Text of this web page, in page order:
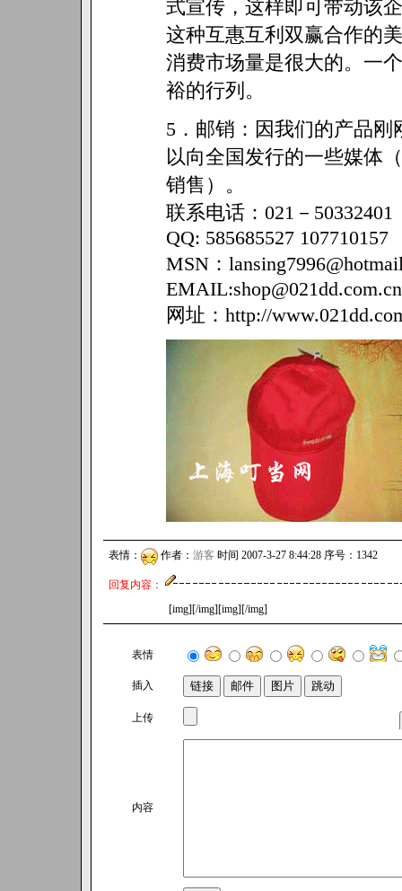
式宣传，这样即可带动该
这种互惠互利双赢合作的
消费市场量是很大的。一
裕的行列。
5．邮销：因我们的产品
以向全国发行的一些媒体
销售）。
联系电话：021－50332401
QQ: 585685527 107710157
MSN：
EMAIL:shop@021dd.com.cn
网址：http://
表情： 作者： 游客 时间 2007-3-27 8:44:28 序号：1342
回复内容：
[img][/img][img][/img]
表情
插入
上传
内容